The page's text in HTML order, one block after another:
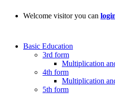
Welcome visitor you can
Basic Education
3rd form
Multiplication
4th form
Multiplication
5th form